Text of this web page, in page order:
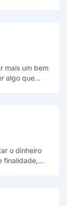
mais um bem
algo que
o dinheiro
finalidade,